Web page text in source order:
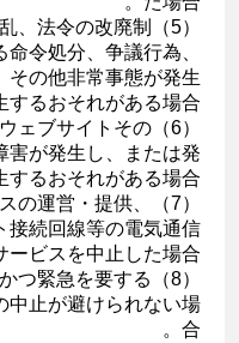
乱、法令の改廃制
令処分、争議行為、
その他非常事態が発生
るおそれがある場合。
ウェブサイトその
害が発生し、または発
するおそれがある場合。
スの運営・提供、
接続回線等の電気通信
ービスを中止した場合。
かつ緊急を要する
中止が避けられない場
合。